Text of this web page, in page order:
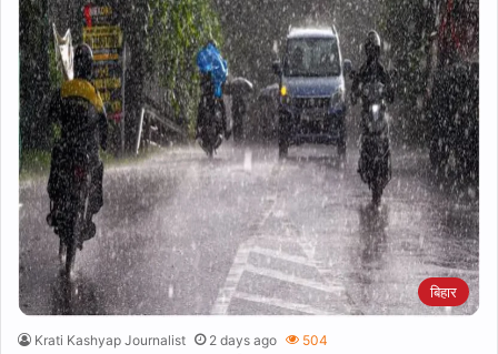
बिहार
Krati Kashyap Journalist 2 days ago 504